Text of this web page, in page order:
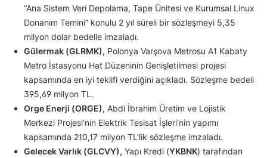
“Ana Sistem Veri Depolama, Tape Ünitesi ve Kurumsal Linux
Donanım Temini” konulu 2 yıl süreli bir sözleşmeyi 5,35
milyon dolar bedelle imzaladı.
Gülermak (GLRMK), Polonya Varşova Metrosu A1 Kabaty
Metro İstasyonu Hat Düzeninin Genişletilmesi projesi
kapsamında en iyi teklifi verdiğini açıkladı. Sözleşme bedeli
395,69 milyon TL.
Orge Enerji (ORGE), Abdi İbrahim Üretim ve Lojistik
Merkezi Projesi’nin Elektrik Tesisat İşleri’nin yapımı
kapsamında 210,17 milyon TL’lik sözleşme imzaladı.
Gelecek Varlık (GLCVY), Yapı Kredi (YKBNK) tarafından